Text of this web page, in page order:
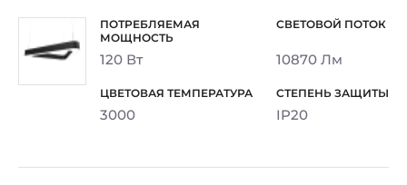
120 Вт 10870 Лм
3000 IP20